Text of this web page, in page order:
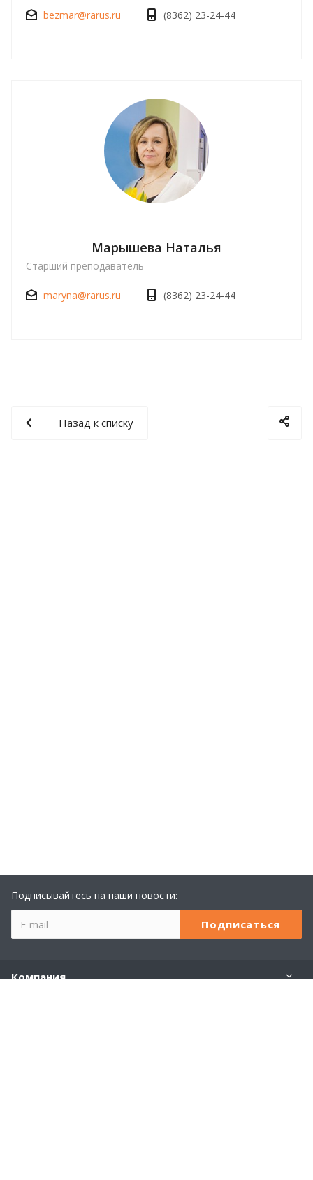
bezmar@rarus.ru (8362) 23-24-44
Марышева Наталья
Старший преподаватель
maryna@rarus.ru (8362) 23-24-44
Назад к списку
Подписывайтесь на наши новости:
Компания